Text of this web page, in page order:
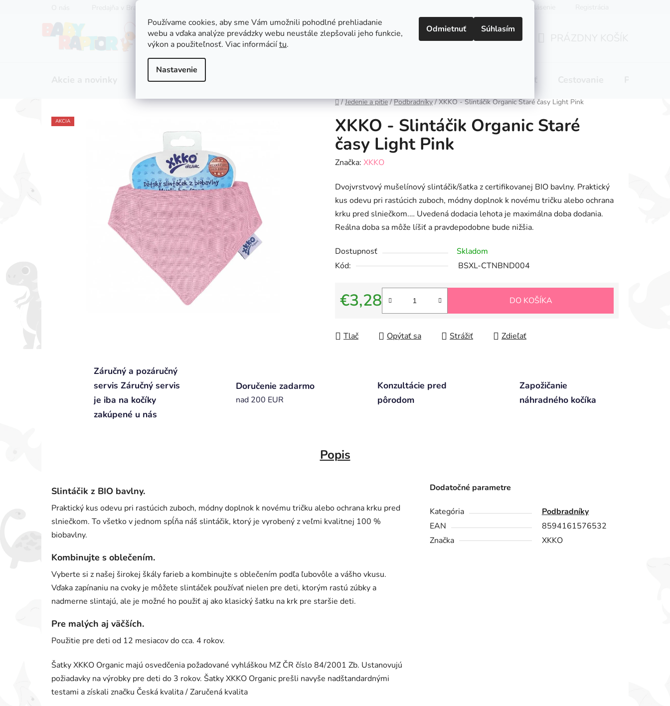
Používame cookies, aby sme Vám umožnili pohodlné prehliadanie
webu a vďaka analýze prevádzky webu neustále zlepšovali jeho funkcie,
výkon a použiteľnosť. Viac informáciítu.
Nastavenie
Odmietnuť Súhlasím
Predajňa v Bratislave Prihlásenie
Zľavy Kočíky
Domov
/ Jedenie a pitie / Podbradníky / XKKO - Slintáčik Organic Staré časy Light Pink
XKKO - Slintáčik Organic Staré
časy Light Pink
Značka: XKKO
Dvojvrstvový mušelínový slintáčik/šatka z certifikovanej BIO bavlny. Praktický
kus odevu pri rastúcich zuboch, módny doplnok k novému tričku alebo ochrana
krku pred slniečkom.… Uvedená dodacia lehota je maximálna doba dodania.
Reálna doba sa môže líšiť a pravdepodobne bude nižšia.
Dostupnosť
Skladom
Kód:
BSXL-CTNBND004
€3,28
Jednotková cena:
DO KOŠÍKA
Tlač Opýtať sa Strážiť Zdieľať
AKCIA
Záručný a pozáručný
servis Záručný servis
je iba na kočíky
zakúpené u nás
Doručenie zadarmo
nad 200 EUR
Konzultácie pred
pôrodom
Zapožičanie
náhradného kočíka
Popis
Slintáčik z BIO bavlny.
Praktický kus odevu pri rastúcich zuboch, módny doplnok k novému tričku alebo ochrana krku pred
slniečkom. To všetko v jednom spĺňa náš slintáčik, ktorý je vyrobený z veľmi kvalitnej 100 %
biobavlny.
Kombinujte s oblečením.
Vyberte si z našej širokej škály farieb a kombinujte s oblečením podľa ľubovôle a vášho vkusu.
Vďaka zapínaniu na cvoky je môžete slintáček používať nielen pre deti, ktorým rastú zúbky a
nadmerne slintajú, ale je možné ho použiť aj ako klasický šatku na krk pre staršie deti.
Pre malých aj väčších.
Použitie pre deti od 12 mesiacov do cca. 4 rokov.
Šatky XKKO Organic majú osvedčenia požadované vyhláškou MZ ČR číslo 84/2001 Zb. Ustanovujú
požiadavky na výrobky pre deti do 3 rokov. Šatky XKKO Organic prešli navyše nadštandardnými
testami a získali značku Česká kvalita / Zaručená kvalita
Dodatočné parametre
Kategória
Podbradníky
EAN
8594161576532
Značka
XKKO